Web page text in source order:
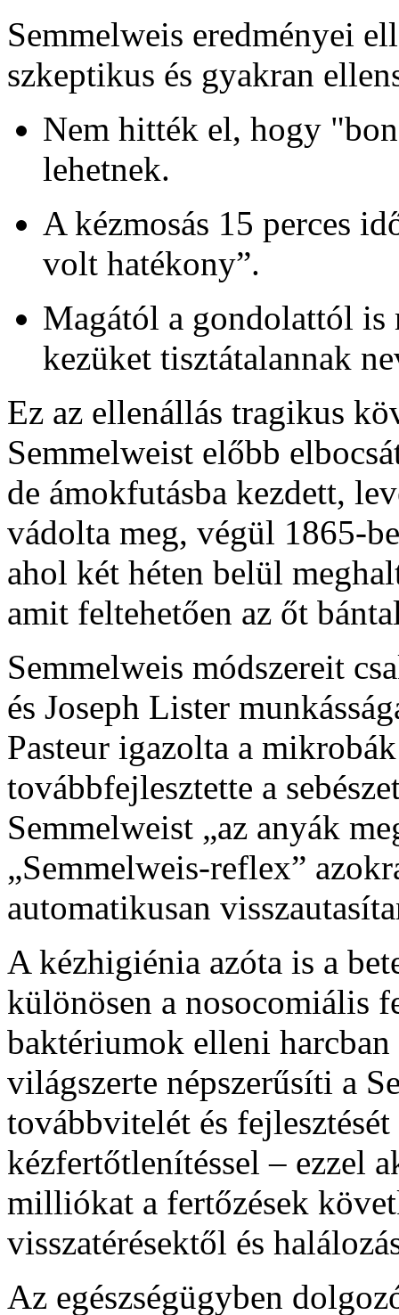
Semmelweis eredményei
szkeptikus és gyakran
Nem hitték el, hogy
lehetnek.
A kézmosás 15 perces
volt hatékony”.
Magától a gondolattól is
kezüket tisztátalannak
Ez az ellenállás tragikus
Semmelweist előbb
de ámokfutásba kezdett,
vádolta meg, végül 1865-
ahol két héten belül
amit feltehetően az őt
Semmelweis módszereit
és Joseph Lister
Pasteur igazolta a
továbbfejlesztette a
Semmelweist „az anyák
„Semmelweis-reflex”
automatikusan
A kézhigiénia azóta is a
különösen a nosocomiális
baktériumok elleni
világszerte népszerűsíti a
továbbvitelét és
kézfertőtlenítéssel – ezzel
milliókat a fertőzések
visszatérésektől és
Az egészségügyben